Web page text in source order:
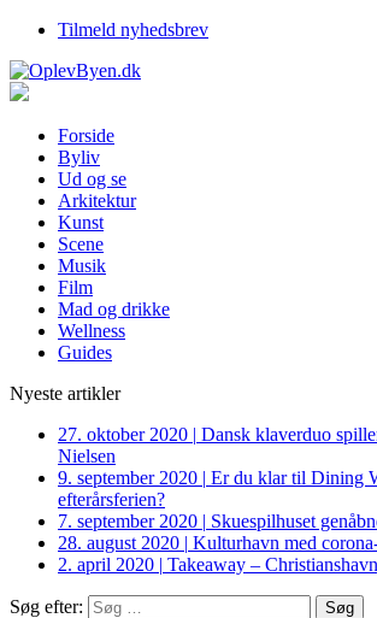
Tilmeld nyhedsbrev
Forside
Byliv
Ud og se
Arkitektur
Kunst
Scene
Musik
Film
Mad og drikke
Wellness
Guides
Nyeste artikler
27. oktober 2020 | Dansk klaverduo
Nielsen
9. september 2020 | Er du klar til Dining
efterårsferien?
7. september 2020 | Skuespilhuset
28. august 2020 | Kulturhavn med
2. april 2020 | Takeaway –
Søg efter: